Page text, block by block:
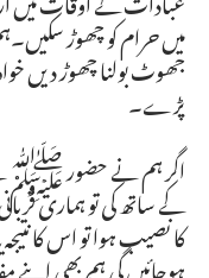
میں حرام کو چھوڑ
جھوٹ بولنا چھوڑ دیں
پڑے۔
اگر ہم نے حضور ﷺ کے
کے ساتھ کی تو ہماری
کا نصیب ہوا تو اس کا
ہوجائیں گی ہم بھی اپنے